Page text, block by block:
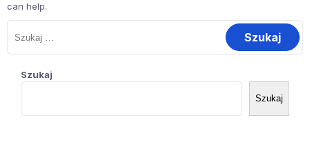
can help.
Szukaj:
Szukaj
Szukaj